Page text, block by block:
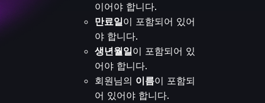
이어야 합니다.
만료일이 포함되어 있어
야 합니다.
생년월일이 포함되어 있
어야 합니다.
회원님의 이름이 포함되
어 있어야 합니다.